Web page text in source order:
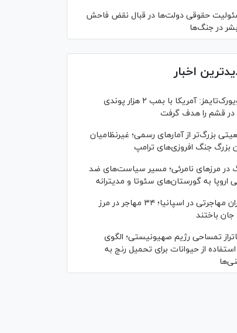
حقوقی دولت‌ها در قبال نقض‌ فاحش
در جنگ‌ها
اخبار
نیویورک‌تایمز: آمریکا با بمب ۲ هزار پوندی
در قشم را هدف گرفت
بزرگ‌تر از آمار‌های رسمی؛ غیرنظامیان
بزرگ جنگ افروزی‌های ترامپ
در مرز‌های نامرئی؛ مسیر سیاست‌های ضد
اروپا به گورستان‌های سئوتا و مدیترانه
بحران مهاجرتی در اسپانیا؛ ۳۴ مهاجر در مرز
باختند
تمساحی رژیم صهیونیستی؛ الگوی
از حیوانات برای تحمیل رنج به